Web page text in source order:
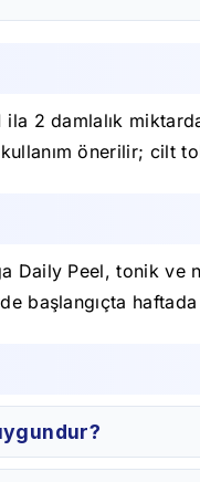
ila 2 damlalık
önerilir; cilt
Daily Peel, tonik
başlangıçta